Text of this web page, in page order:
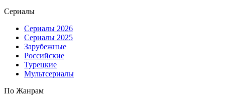
Сериалы
Сериалы 2026
Сериалы 2025
Зарубежные
Российские
Турецкие
Мультсериалы
По Жанрам